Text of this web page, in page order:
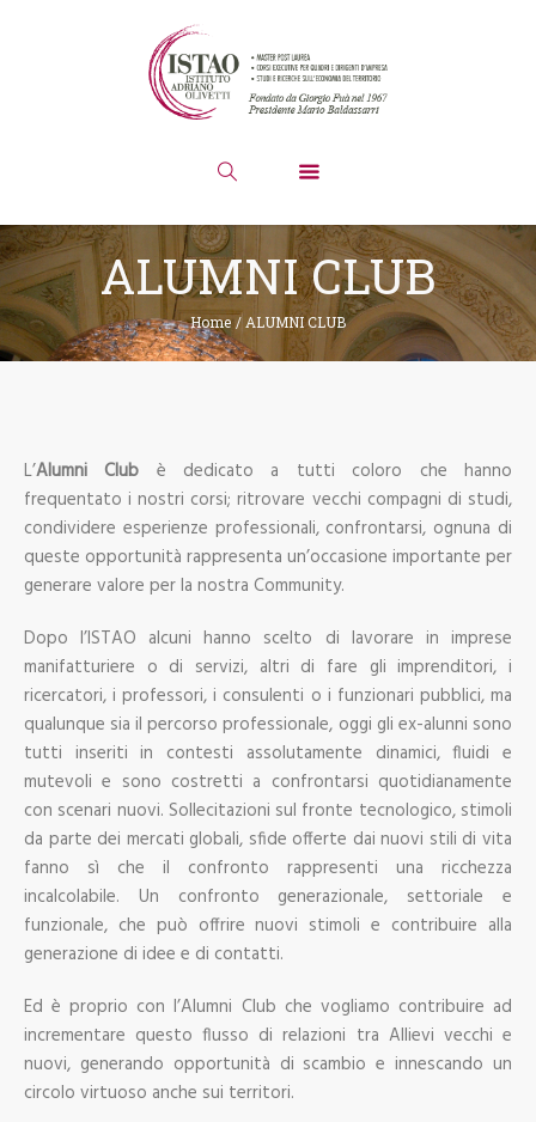
ALUMNI CLUB
Home / ALUMNI CLUB
L’Alumni Club è dedicato a tutti coloro che hanno
frequentato i nostri corsi; ritrovare vecchi compagni di studi,
condividere esperienze professionali, confrontarsi, ognuna di
queste opportunità rappresenta un’occasione importante per
generare valore per la nostra Community.
Dopo l’ISTAO alcuni hanno scelto di lavorare in imprese
manifatturiere o di servizi, altri di fare gli imprenditori, i
ricercatori, i professori, i consulenti o i funzionari pubblici, ma
qualunque sia il percorso professionale, oggi gli ex-alunni sono
tutti inseriti in contesti assolutamente dinamici, fluidi e
mutevoli e sono costretti a confrontarsi quotidianamente
con scenari nuovi. Sollecitazioni sul fronte tecnologico, stimoli
da parte dei mercati globali, sfide offerte dai nuovi stili di vita
fanno sì che il confronto rappresenti una ricchezza
incalcolabile. Un confronto generazionale, settoriale e
funzionale, che può offrire nuovi stimoli e contribuire alla
generazione di idee e di contatti.
Ed è proprio con l’Alumni Club che vogliamo contribuire ad
incrementare questo flusso di relazioni tra Allievi vecchi e
nuovi, generando opportunità di scambio e innescando un
circolo virtuoso anche sui territori.